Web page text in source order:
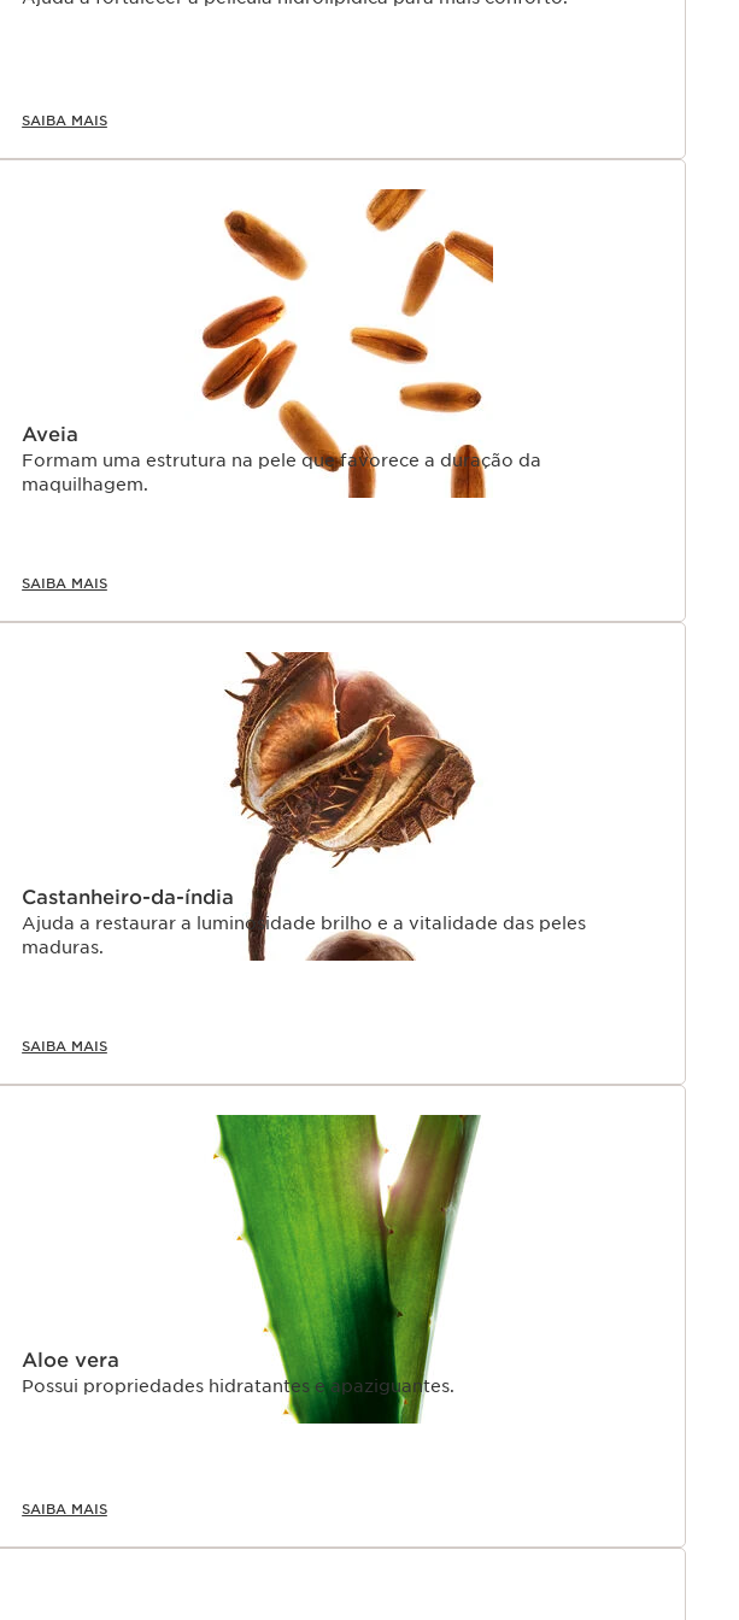
idade.
SAIBA MAIS
Aveia
Formam uma estrutura na pele que favorece a duração da
maquilhagem.
SAIBA MAIS
Castanheiro-da-índia
Ajuda a restaurar a luminosidade brilho e a vitalidade das peles
maduras.
SAIBA MAIS
Aloe vera
Possui propriedades hidratantes e apaziguantes.
SAIBA MAIS